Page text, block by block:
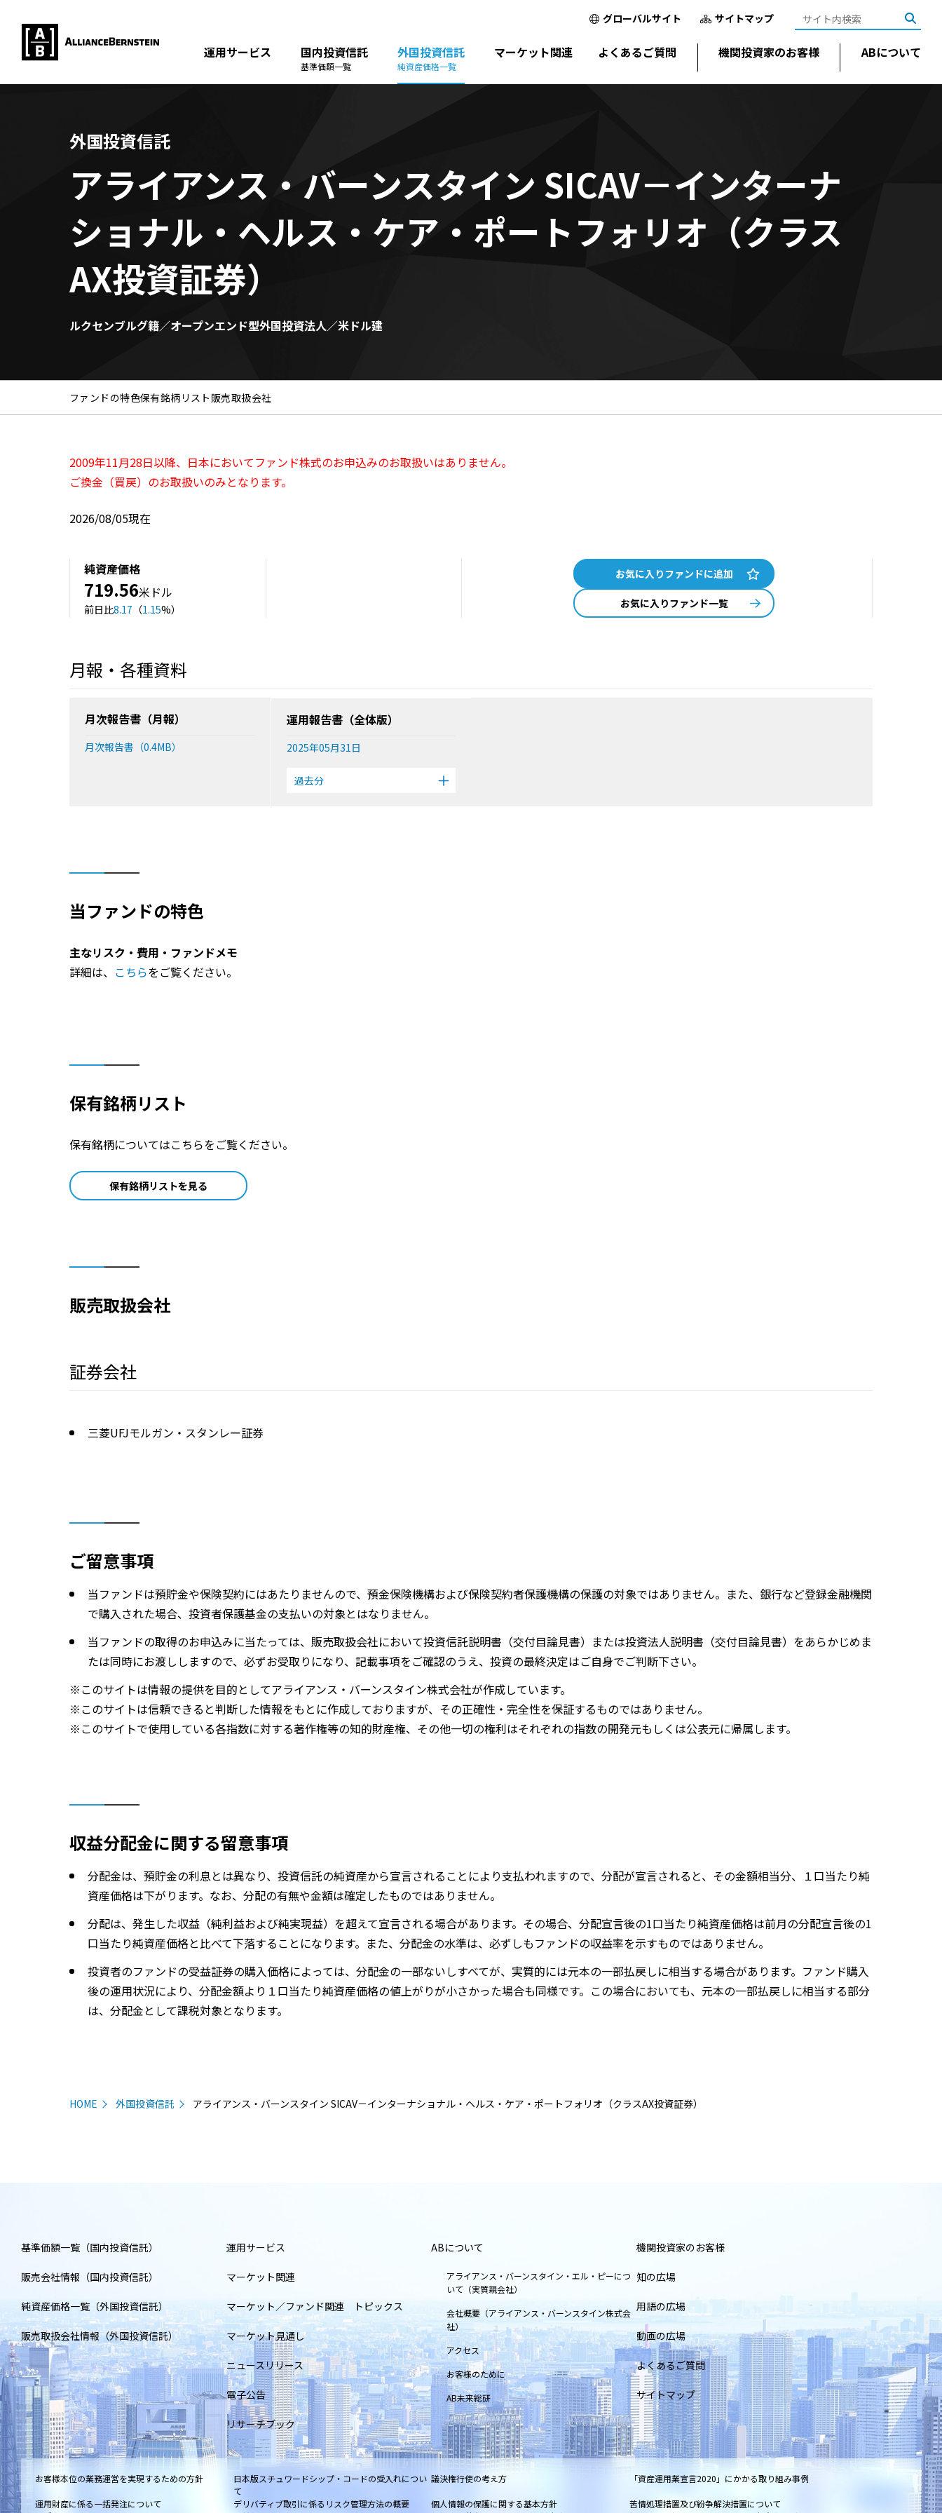
グローバルサイト サイトマップ
運用サービス 国内投資信託
基準価額一覧
外国投資信託
純資産価格一覧
マーケット関連 よくあるご質問 機関投資家のお客様 ABについて
外国投資信託
アライアンス・バーンスタイン SICAV－インターナ
ショナル・ヘルス・ケア・ポートフォリオ（クラス
AX投資証券）
ルクセンブルグ籍／オープンエンド型外国投資法人／米ドル建
ファンドの特色保有銘柄リスト 販売取扱会社
2009年11月28日以降、日本においてファンド株式のお申込みのお取扱いはありません。
ご換金（買戻）のお取扱いのみとなります。
2026/08/05現在
純資産価格
719.56米ドル
前日比8.17 （1.15%）
お気に入りファンドに追加
お気に入りファンド一覧
月報・各種資料
月次報告書（月報）
月次報告書（0.4MB）
運用報告書（全体版）
2025年05月31日
過去分
当ファンドの特色
主なリスク・費用・ファンドメモ
詳細は、 こちらをご覧ください。
保有銘柄リスト
保有銘柄についてはこちらをご覧ください。
保有銘柄リストを見る
販売取扱会社
証券会社
三菱UFJモルガン・スタンレー証券
ご留意事項
当ファンドは預貯金や保険契約にはあたりませんので、預金保険機構および保険契約者保護機構の保護の対象ではありません。また、銀行など登録金融機関
で購入された場合、投資者保護基金の支払いの対象とはなりません。
当ファンドの取得のお申込みに当たっては、販売取扱会社において投資信託説明書（交付目論見書）または投資法人説明書（交付目論見書）をあらかじめま
たは同時にお渡ししますので、必ずお受取りになり、記載事項をご確認のうえ、投資の最終決定はご自身でご判断下さい。
このサイトは情報の提供を目的としてアライアンス・バーンスタイン株式会社が作成しています。
このサイトは信頼できると判断した情報をもとに作成しておりますが、その正確性・完全性を保証するものではありません。
このサイトで使用している各指数に対する著作権等の知的財産権、その他一切の権利はそれぞれの指数の開発元もしくは公表元に帰属します。
収益分配金に関する留意事項
分配金は、預貯金の利息とは異なり、投資信託の純資産から宣言されることにより支払われますので、分配が宣言されると、その金額相当分、１口当たり純
資産価格は下がります。なお、分配の有無や金額は確定したものではありません。
分配は、発生した収益（純利益および純実現益）を超えて宣言される場合があります。その場合、分配宣言後の1口当たり純資産価格は前月の分配宣言後の1
口当たり純資産価格と比べて下落することになります。また、分配金の水準は、必ずしもファンドの収益率を示すものではありません。
投資者のファンドの受益証券の購入価格によっては、分配金の一部ないしすべてが、実質的には元本の一部払戻しに相当する場合があります。ファンド購入
後の運用状況により、分配金額より１口当たり純資産価格の値上がりが小さかった場合も同様です。この場合においても、元本の一部払戻しに相当する部分
は、分配金として課税対象となります。
HOME 外国投資信託 アライアンス・バーンスタイン SICAV－インターナショナル・ヘルス・ケア・ポートフォリオ（クラスAX投資証券）
基準価額一覧（国内投資信託）
販売会社情報（国内投資信託）
純資産価格一覧（外国投資信託）
販売取扱会社情報（外国投資信託）
運用サービス
マーケット関連
マーケット／ファンド関連 トピックス
マーケット見通し
ニュースリリース
電子公告
リサーチブック
ABについて
アライアンス・バーンスタイン・エル・ピーにつ
いて（実質親会社）
会社概要（アライアンス・バーンスタイン株式会
社）
アクセス
お客様のために
AB未来総研
機関投資家のお客様
知の広場
用語の広場
動画の広場
よくあるご質問
サイトマップ
お客様本位の業務運営を実現するための方針
日本版スチュワードシップ・コードの受入れについ
て
議決権行使の考え方 「資産運用業宣言2020」にかかる取り組み事例
運用財産に係る一括発注について デリバティブ取引に係るリスク管理方法の概要 個人情報の保護に関する基本方針
苦情処理措置及び紛争解決措置について